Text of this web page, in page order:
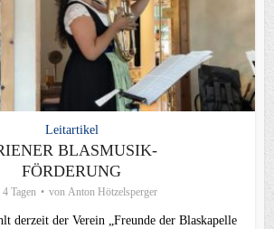
Leitartikel
BLASMUSIK-
FÖRDERUNG
Tagen von Anton Hötzelsperger
derzeit der Verein „Freunde der Blaskapelle